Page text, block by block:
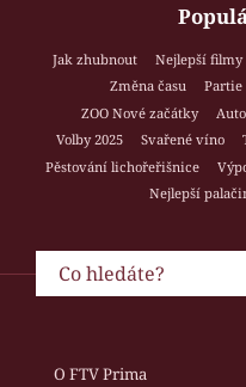
Jak zhubnout Nejlepší filmy
Změna času
Partie
ZOO Nové začátky
Volby 2025
Svařené víno
Pěstování lichořeřišnice
Nejlepší
O FTV Prima